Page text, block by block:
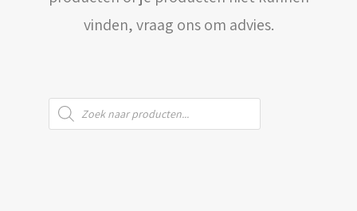
vinden, vraag ons om advies.
Producten
zoeken